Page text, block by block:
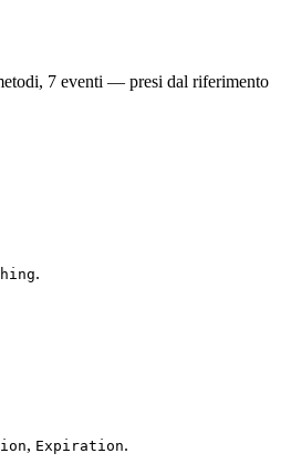
7 eventi — presi dal riferimento
.
, Expiration.